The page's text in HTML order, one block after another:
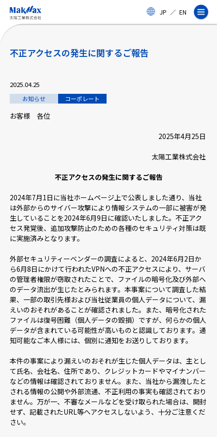
コ
ン
JP ／ EN
企業情報
事業紹介
太陽工業コラム
採用情報
ニュース
お問い合わせ
メニューを閉じる
不正アクセスの発生に関するご報告
2025.04.25
お知らせ コーポレート
お客様 各位
2025年4月25日
太陽工業株式会社
不正アクセスの発生に関するご報告
2024年7月1日に当社ホームページ上で公表しました通り、当社
は外部からのサイバー攻撃により情報システムの一部に被害が発
生していることを2024年6月9日に確認いたしました。不正アク
セス発覚後、追加攻撃防止のための各種のセキュリティ対策は既
に実施済みとなります。
外部セキュリティーベンダーの調査によると、2024年6月2日か
ら6月8日にかけて行われたVPNへの不正アクセスにより、サーバ
の管理者権限が窃取されたことで、ファイルの暗号化及び外部へ
のデータ流出が生じたとみられます。本事案について調査した結
果、一部の取引先様および当社従業員の個人データについて、漏
えいのおそれがあることが確認されました。また、暗号化された
ファイルは復号困難（個人データの毀損）ですが、何らかの個人
データが含まれている可能性が高いものと認識しております。通
知可能なご本人様には、個別に通知をお送りしております。
本件の事案により漏えいのおそれが生じた個人データは、主とし
て氏名、会社名、住所であり、クレジットカードやマイナンバー
などの情報は確認されておりません。また、当社から漏洩したと
される情報の公開や外部流通、不正利用の事実も確認されており
ません。万が一、不審なメールなどを受け取られた場合は、開封
せず、記載されたURL等へアクセスしないよう、十分ご注意くだ
さい。